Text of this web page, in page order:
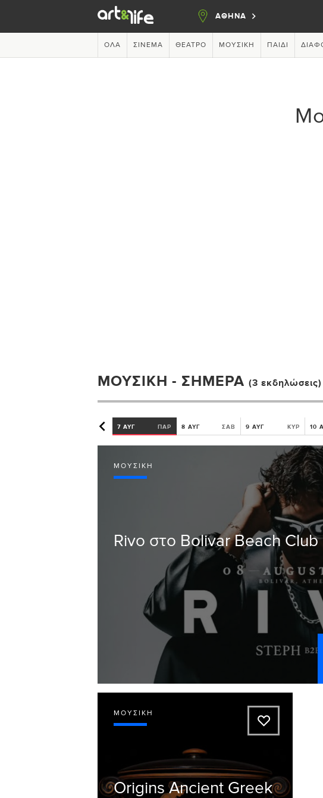
ΑΘΗΝΑ
ΌΛΑ ΣΙΝΕΜΆ ΘΈΑΤΡΟ ΜΟΥΣΙΚΉ ΠΑΙΔΊ
ΜΟΥΣΙΚΉ - ΣΉΜΕΡΑ (3 εκδηλώσεις)
7 ΑΥΓ ΠΑΡ 8 ΑΥΓ ΣΑΒ 9 ΑΥΓ ΚΥΡ 10
ΜΟΥΣΙΚΉ
Rivo στο Bolivar Beach Club
ΜΟΥΣΙΚΉ
A
Origins Ancient Greek